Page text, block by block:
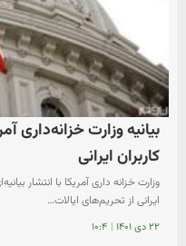
بیانیه وزارت خزانه‌داری
کاربران ایرانی
وزارت خزانه داری آمریکا با انتشار
ایرانی از تحریم‌های ایالات…
۲۲ دی ۱۴۰۱ | ۱۰:۴